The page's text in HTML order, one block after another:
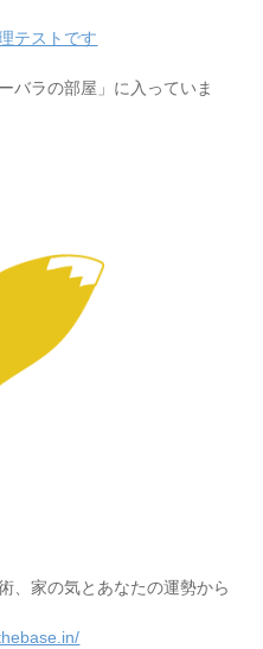
テストです
バラの部屋」に入っていま
、家の気とあなたの運勢から